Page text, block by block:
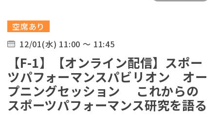
空席あり
12/01(水) 11:00 ～ 11:45
【F-1】【オンライン配信】スポー
ツパフォーマンスパビリオン オー
プニングセッション これからの
スポーツパフォーマンス研究を語る